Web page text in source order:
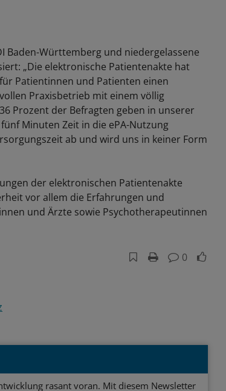
Baden-Württemberg und niedergelassene
„Die elektronische Patientenakte hat
Patientinnen und Patienten einen
Praxisbetrieb mit einem völlig
Prozent der Befragten geben in unserer
Minuten Zeit in die ePA-Nutzung
ab und wird uns in keiner Form
der elektronischen Patientenakte
vor allem die Erfahrungen und
und Ärzte sowie Psychotherapeutinnen
0
rasant voran. Mit diesem Newsletter